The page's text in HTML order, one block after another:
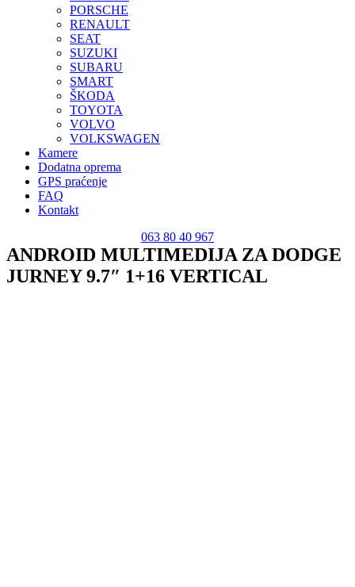
PORSCHE
RENAULT
SEAT
SUZUKI
SUBARU
SMART
ŠKODA
TOYOTA
VOLVO
VOLKSWAGEN
Kamere
Dodatna oprema
GPS praćenje
FAQ
Kontakt
063 80 40 967
ANDROID MULTIMEDIJA ZA DODGE
JURNEY 9.7″ 1+16 VERTICAL